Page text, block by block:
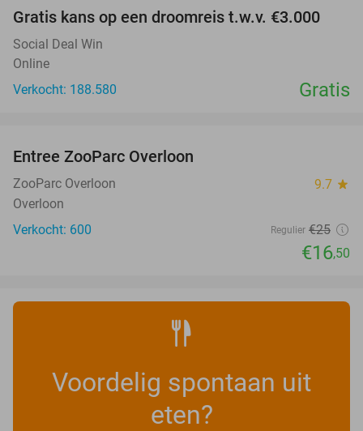
Gratis kans op een droomreis t.w.v. €3.000
Social Deal Win
Online
Verkocht: 188.580
Gratis
TODAY
Entree ZooParc Overloon
ZooParc Overloon 9.7 star
Overloon
Verkocht: 600
Regulier €25
€16,50
Voordelig spontaan uit
eten?